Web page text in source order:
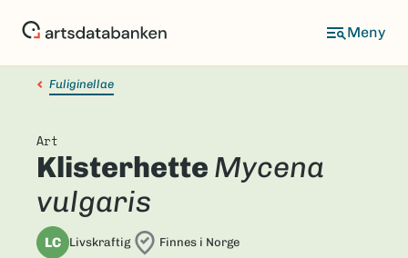
Fuliginellae
Art
Klisterhette Mycena
vulgaris
LC Livskraftig Finnes i Norge